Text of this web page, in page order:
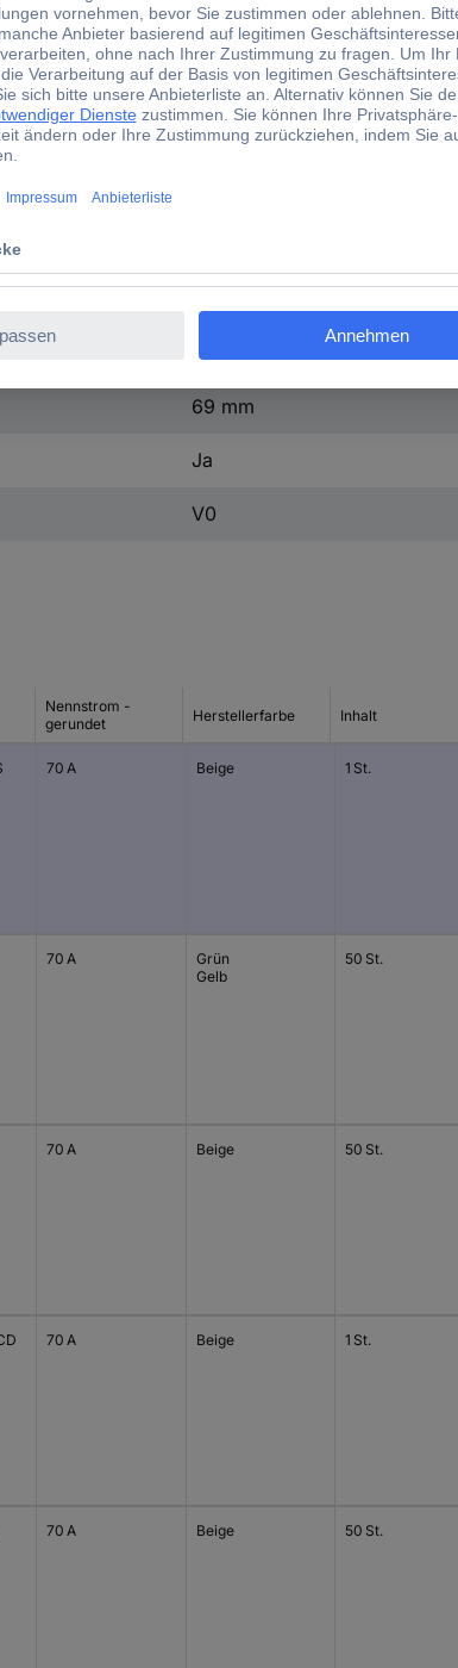
12 mm
1415530000
1 St.
85 mm
69 mm
Ja
V0
Nennstrom -
gerundet
Herstellerfarbe Inhalt
70 A Beige 1 St.
70 A
Grün
Gelb
50 St.
70 A Beige 50 St.
70 A Beige 1 St.
70 A Beige 50 St.